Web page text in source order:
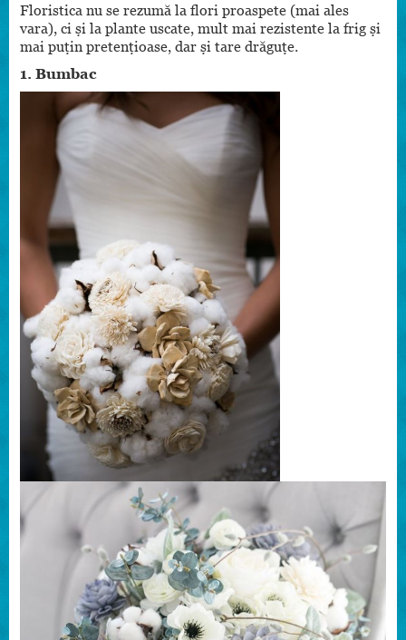
Floristica nu se rezumă la flori proaspete (mai ales
vara), ci și la plante uscate, mult mai rezistente la frig și
mai puțin pretențioase, dar și tare drăguțe.
1. Bumbac